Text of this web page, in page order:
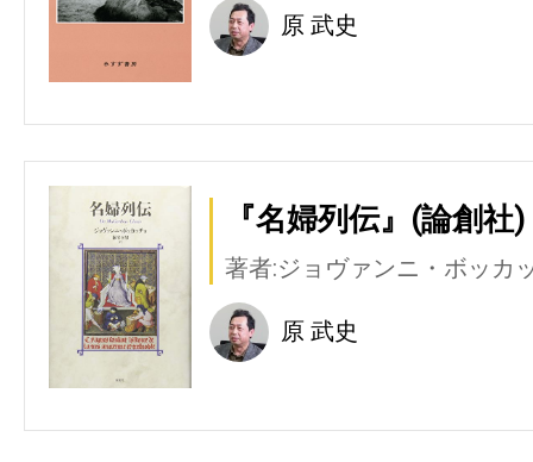
原 武史
『名婦列伝』(論創社)
著者:ジョヴァンニ・ボッカ
原 武史